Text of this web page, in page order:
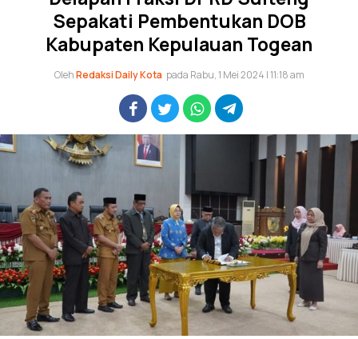
Sepakati Pembentukan DOB
Kabupaten Kepulauan Togean
OlehRedaksi Daily Kota pada Rabu, 1 Mei 2024 | 11:18 am